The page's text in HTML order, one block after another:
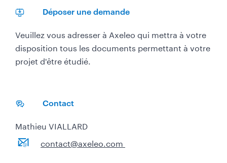
p
e
y
Déposer une demande
​Veuillez vous adresser à Axeleo qui mettra à votre
disposition tous les documents permettant à votre
projet d'être étudié.
Contact
Mathieu VIALLARD
contact@axeleo.com